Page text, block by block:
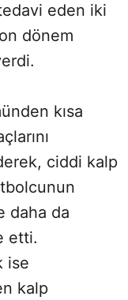
eden iki
dönem
kısa
ciddi kalp
daha da
etti.
ise
kalp